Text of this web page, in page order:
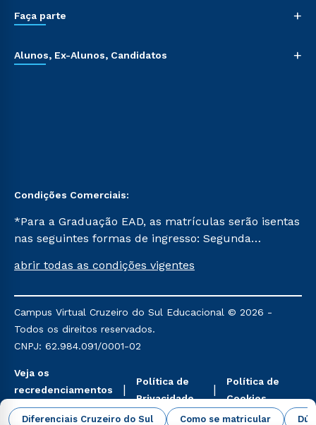
Diferenciais Cruzeiro do Sul Como se matricular
Faça parte +
Alunos, Ex-Alunos, Candidatos +
Condições Comerciais:
*Para a Graduação EAD, as matrículas serão isentas
nas seguintes formas de ingresso: Segunda
Já para as demais, a taxa de matrícula será de R$
mencionadas são referentes aos cursos: Ensino
Religioso, Geografia para a Docência e Metodologia
do Ensino de História: Questões Atuais.
abrir todas as condições vigentes
Campus Virtual Cruzeiro do Sul Educacional © 2026 -
Todos os direitos reservados.
CNPJ: 62.984.091/0001-02
Veja os
recredenciamentos
aqui
Política de
Privacidade
Política de
Cookies